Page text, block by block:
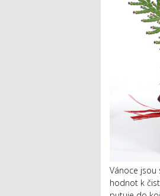
Vánoce jsou
hodnot k